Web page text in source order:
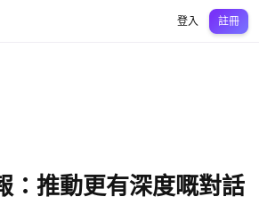
中學中學
登入 註冊
：推動更有深度嘅對話